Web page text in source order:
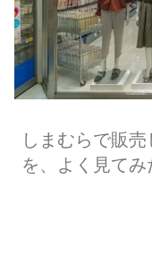
しまむらで販売
を、よく見て